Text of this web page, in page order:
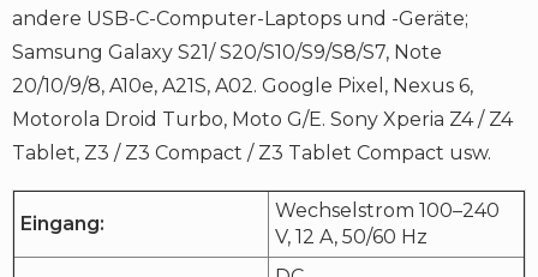
andere USB-C-Computer-Laptops und -Geräte;
Samsung Galaxy S21/ S20/S10/S9/S8/S7, Note
20/10/9/8, A10e, A21S, A02. Google Pixel, Nexus 6,
Motorola Droid Turbo, Moto G/E. Sony Xperia Z4 / Z4
Tablet, Z3 / Z3 Compact / Z3 Tablet Compact usw.
Eingang:
Wechselstrom 100–240
V, 12 A, 50/60 Hz